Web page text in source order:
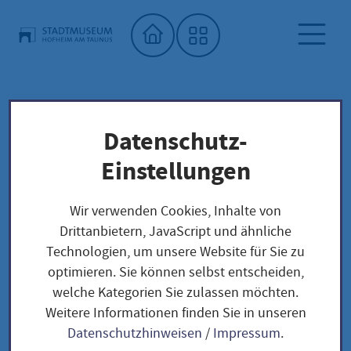
Startseite"
Stadtmuseum
Kalender Stadtmuseum Hofheim
Mal mal mit! Kunst für Menschen mit Demenz
Mal mal mit! Kunst für
Menschen mit Demenz
Datenschutz-
Einstellungen
Wir verwenden Cookies, Inhalte von
Drittanbietern, JavaScript und ähnliche
Technologien, um unsere Website für Sie zu
optimieren. Sie können selbst entscheiden,
welche Kategorien Sie zulassen möchten.
Weitere Informationen finden Sie in unseren
Datenschutzhinweisen / Impressum.